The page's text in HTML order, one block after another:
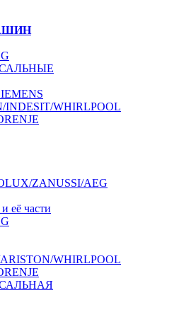
INDESIT/WHIRLPOOL
ZANUSSI/AEG
её части
WHIRLPOOL